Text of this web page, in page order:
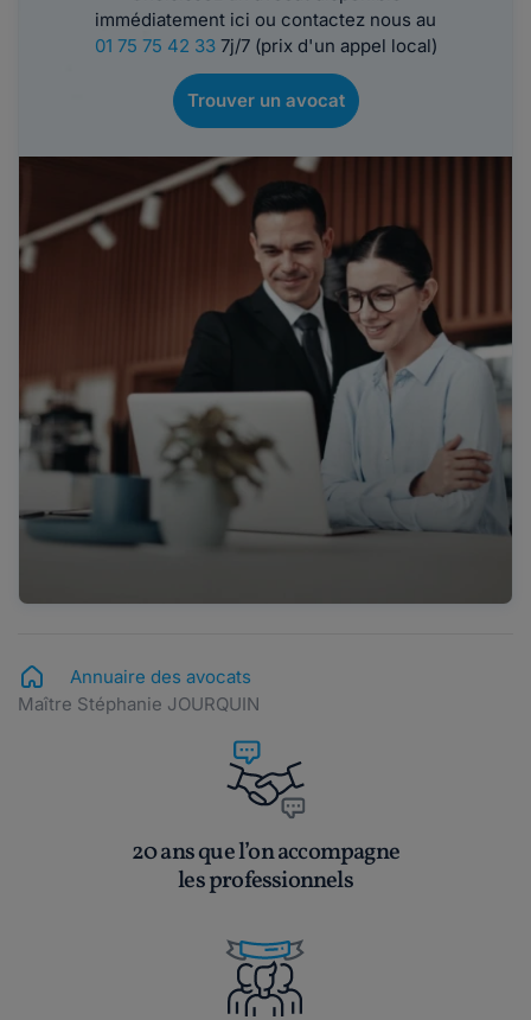
immédiatement ici ou contactez nous au
01 75 75 42 337j/7 (prix d'un appel local)
Trouver un avocat
Annuaire des avocats
Maître Stéphanie JOURQUIN
20 ans que l’on accompagne
les professionnels